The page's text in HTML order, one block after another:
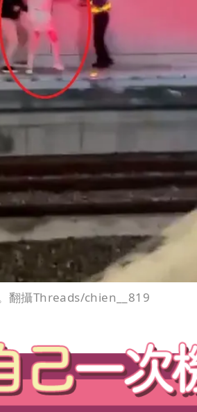
翻攝Threads/chien__819